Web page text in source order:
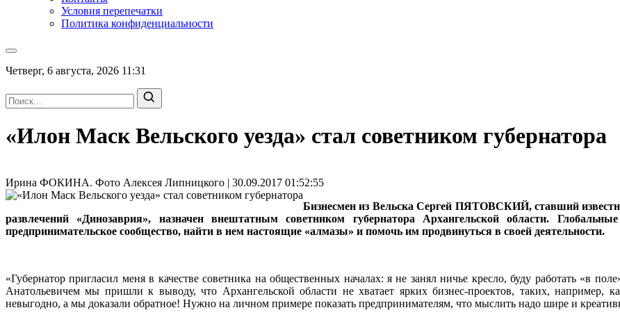
Условия перепечатки
Политика конфиденциальности
Четверг, 6 августа, 2026 11:31
«Илон Маск Вельского уезда» стал советником губернатора
Ирина ФОКИНА. Фото Алексея Липницкого | 30.09.2017 01:52:55
Бизнесмен из Вельска Сергей ПЯТОВСКИЙ, ставший
развлечений «Динозаврия», назначен внештатным советником губернатора Архангельской области.
предпринимательское сообщество, найти в нем настоящие «алмазы» и помочь им продвинуться в своей деятельности.
«Губернатор пригласил меня в качестве советника на общественных началах: я не занял ничье кресло, буду работать «в
Анатольевичем мы пришли к выводу, что Архангельской области не хватает ярких бизнес-проектов, таких,
невыгодно, а мы доказали обратное! Нужно на личном примере показать предпринимателям, что мыслить надо шире и